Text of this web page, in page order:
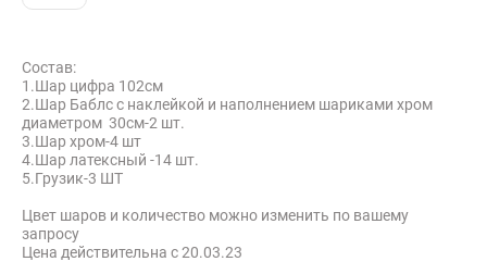
Состав:
1.Шар цифра 102см
2.Шар Баблс с наклейкой и наполнением шариками хром
диаметром 30см-2 шт.
3.Шар хром-4 шт
4.Шар латексный -14 шт.
5.Грузик-3 ШТ
Цвет шаров и количество можно изменить по вашему
запросу
Цена действительна с 20.03.23